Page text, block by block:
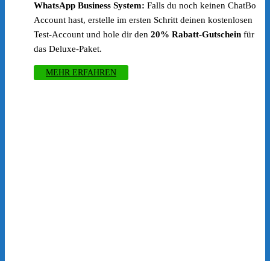
WhatsApp Business System: Falls du noch keinen ChatBo
Account hast, erstelle im ersten Schritt deinen kostenlosen
Test-Account und hole dir den 20% Rabatt-Gutschein für
das Deluxe-Paket.
MEHR ERFAHREN